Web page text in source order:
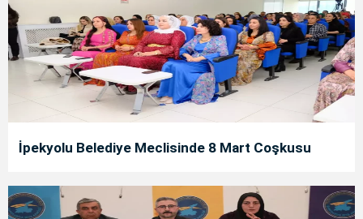
İpekyolu Belediye Meclisinde 8 Mart Coşkusu